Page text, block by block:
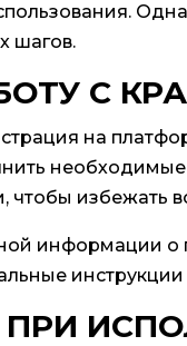
шагов.
С
на
чтобы избежать
информации о